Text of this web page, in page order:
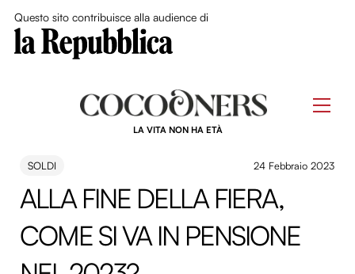
Questo sito contribuisce alla audience di
LA VITA NON HA ETÀ
SOLDI 24 Febbraio 2023
ALLA FINE DELLA FIERA,
COME SI VA IN PENSIONE